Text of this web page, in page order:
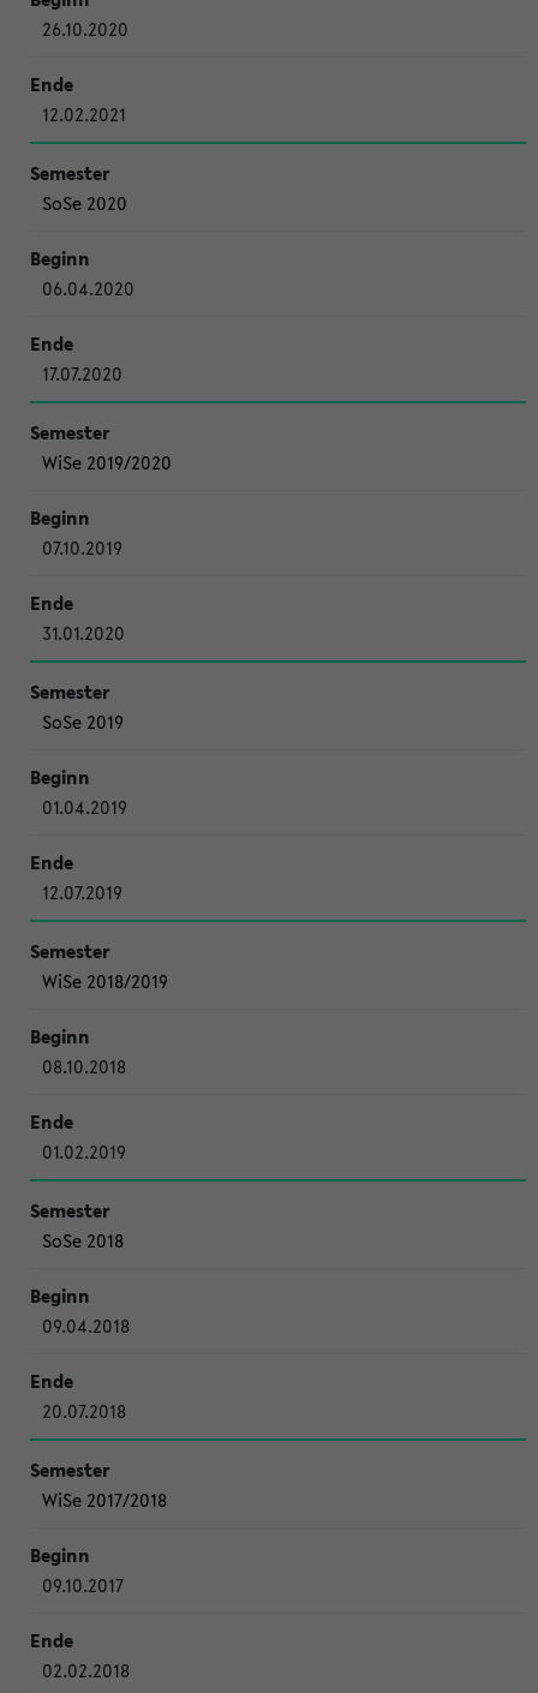
26.10.2020
12.02.2021
SoSe 2020
06.04.2020
17.07.2020
WiSe 2019/2020
07.10.2019
31.01.2020
SoSe 2019
01.04.2019
12.07.2019
WiSe 2018/2019
08.10.2018
01.02.2019
SoSe 2018
09.04.2018
20.07.2018
WiSe 2017/2018
09.10.2017
02.02.2018